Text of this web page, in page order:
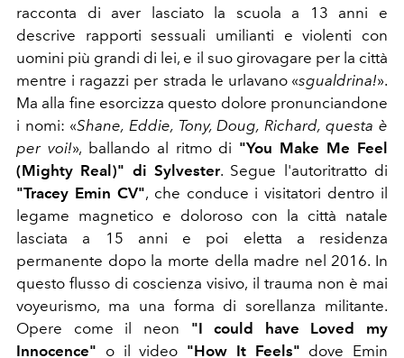
racconta di aver lasciato la scuola a 13 anni e
descrive rapporti sessuali umilianti e violenti con
uomini più grandi di lei, e il suo girovagare per la città
mentre i ragazzi per strada le urlavano «sgualdrina!».
Ma alla fine esorcizza questo dolore pronunciandone
i nomi: «Shane, Eddie, Tony, Doug, Richard, questa è
per voi!», ballando al ritmo di "You Make Me Feel
(Mighty Real)" di Sylvester. Segue l'autoritratto di
"Tracey Emin CV", che conduce i visitatori dentro il
legame magnetico e doloroso con la città natale
lasciata a 15 anni e poi eletta a residenza
permanente dopo la morte della madre nel 2016. In
questo flusso di coscienza visivo, il trauma non è mai
voyeurismo, ma una forma di sorellanza militante.
Opere come il neon "I could have Loved my
Innocence" o il video "How It Feels" dove Emin